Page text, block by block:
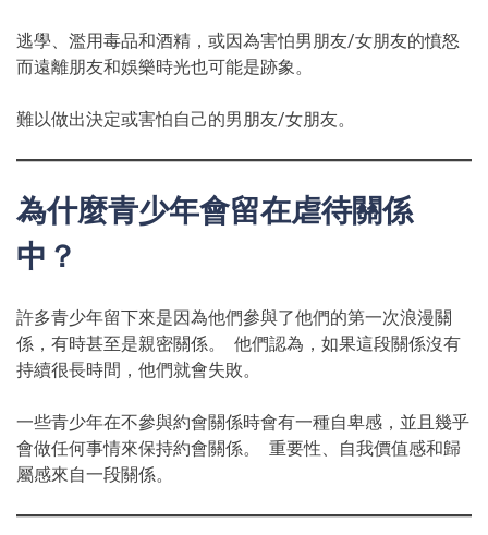
逃學、濫用毒品和酒精，或因為害怕男朋友/女朋友的憤怒
而遠離朋友和娛樂時光也可能是跡象。
難以做出決定或害怕自己的男朋友/女朋友。
為什麼青少年會留在虐待關係
中？
許多青少年留下來是因為他們參與了他們的第一次浪漫關
係，有時甚至是親密關係。 他們認為，如果這段關係沒有
持續很長時間，他們就會失敗。
一些青少年在不參與約會關係時會有一種自卑感，並且幾乎
會做任何事情來保持約會關係。 重要性、自我價值感和歸
屬感來自一段關係。